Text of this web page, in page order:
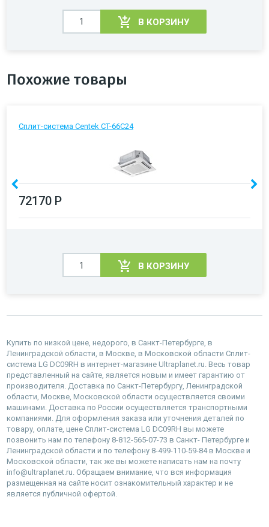
В КОРЗИНУ
Похожие товары
Сплит-система Centek CT-66C24
72170 Р
В КОРЗИНУ
Купить по низкой цене, недорого, в Санкт-Петербурге, в
Ленинградской области, в Москве, в Московской области Сплит-
система LG DC09RH в интернет-магазине Ultraplanet.ru. Весь товар
представленный на сайте, является новым и имеет гарантию от
производителя. Доставка по Санкт-Петербургу, Ленинградской
области, Москве, Московской области осуществляется своими
машинами. Доставка по России осуществляется транспортными
компаниями. Для оформления заказа или уточнения деталей по
товару, оплате, цене Сплит-система LG DC09RH вы можете
позвонить нам по телефону 8-812-565-07-73 в Санкт- Петербурге и
Ленинградской области и по телефону 8-499-110-59-84 в Москве и
Московской области, так же вы можете написать нам на почту
info@ultraplanet.ru. Обращаем внимание, что вся информация
размещенная на сайте носит ознакомительный характер и не
является публичной офертой.